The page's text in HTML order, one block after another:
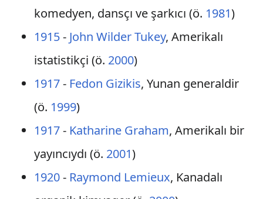
komedyen, dansçı ve şarkıcı (ö. 1981)
1915- John Wilder Tukey, Amerikalı
istatistikçi (ö. 2000)
1917- Fedon Gizikis, Yunan generaldir
(ö. 1999)
1917- Katharine Graham, Amerikalı bir
yayıncıydı (ö. 2001)
1920- Raymond Lemieux, Kanadalı